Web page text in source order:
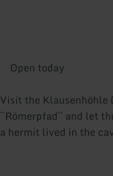
Open today
Visit the
``Römerpfad`` and let
a hermit lived in the